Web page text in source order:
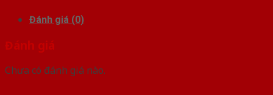
Đánh giá (0)
Đánh giá
Chưa có đánh giá nào.